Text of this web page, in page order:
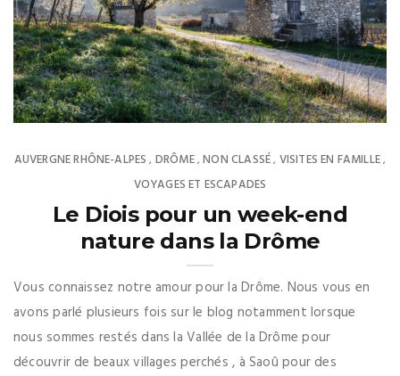
AUVERGNE RHÔNE-ALPES , DRÔME,NON CLASSÉ, VISITES EN FAMILLE,
VOYAGES ET ESCAPADES
Le Diois pour un week-end
nature dans la Drôme
Vous connaissez notre amour pour la Drôme. Nous vous en
avons parlé plusieurs fois sur le blog notamment lorsque
nous sommes restés dans la Vallée de la Drôme pour
découvrir de beaux villages perchés , à Saoû pour des